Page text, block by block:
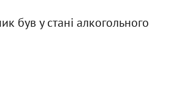
був у стані алкогольного